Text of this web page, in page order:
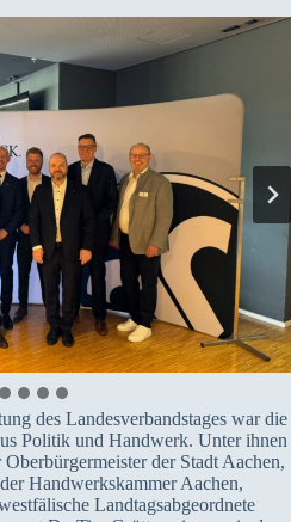
des Landesverbandstages war die
Politik und Handwerk. Unter ihnen
der Stadt Aachen,
Handwerkskammer Aachen,
Landtagsabgeordnete